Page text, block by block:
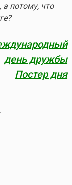
а потому, что
день дружбы
Постер дня